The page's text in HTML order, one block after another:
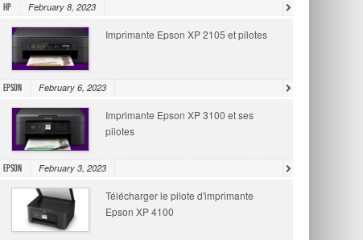
HP February 8, 2023
Imprimante Epson XP 2105 et pilotes
Epson February 6, 2023
Imprimante Epson XP 3100 et ses
pilotes
Epson February 3, 2023
Télécharger le pilote d'imprimante
Epson XP 4100